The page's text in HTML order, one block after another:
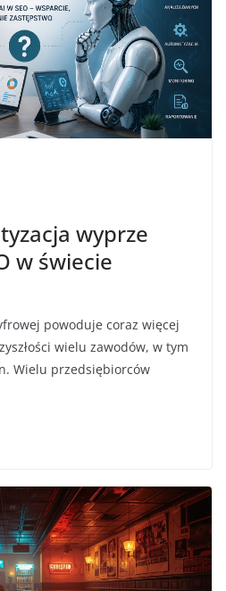
wyprze
w świecie
powoduje coraz więcej
wielu zawodów, w tym
Wielu przedsiębiorców